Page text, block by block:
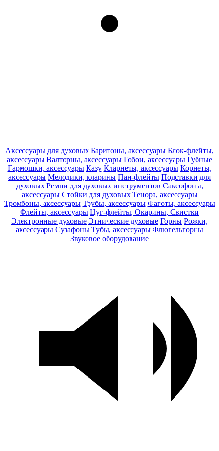
Аксессуары для духовых Баритоны, аксессуары Блок-флейты,
аксессуары Валторны, аксессуары Гобои, аксессуары Губные
Гармошки, аксессуары Казу Кларнеты, аксессуары Корнеты,
аксессуары Мелодики, кларины Пан-флейты Подставки для
духовых Ремни для духовых инструментов Саксофоны,
аксессуары Стойки для духовых Тенора, аксессуары
Тромбоны, аксессуары Трубы, аксессуары Фаготы, аксессуары
Флейты, аксессуары Цуг-флейты, Окарины, Свистки
Электронные духовые Этнические духовые Горны Рожки,
аксессуары Сузафоны Тубы, аксессуары Флюгельгорны
Звуковое оборудование